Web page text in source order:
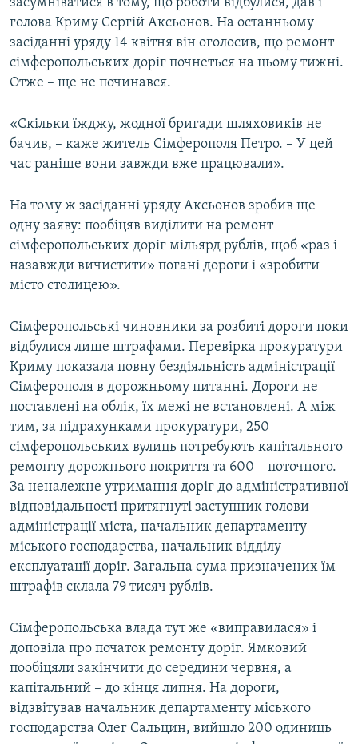
засумніватися в тому, що роботи відбулися, дав і
голова Криму Сергій Аксьонов. На останньому
засіданні уряду 14 квітня він оголосив, що ремонт
сімферопольських доріг почнеться на цьому тижні.
Отже – ще не починався.
«Скільки їжджу, жодної бригади шляховиків не
бачив, – каже житель Сімферополя Петро. – У цей
час раніше вони завжди вже працювали».
На тому ж засіданні уряду Аксьонов зробив ще
одну заяву: пообіцяв виділити на ремонт
сімферопольських доріг мільярд рублів, щоб «раз і
назавжди вичистити» погані дороги і «зробити
місто столицею».
Сімферопольські чиновники за розбиті дороги поки
відбулися лише штрафами. Перевірка прокуратури
Криму показала повну бездіяльність адміністрації
Сімферополя в дорожньому питанні. Дороги не
поставлені на облік, їх межі не встановлені. А між
тим, за підрахунками прокуратури, 250
сімферопольських вулиць потребують капітального
ремонту дорожнього покриття та 600 – поточного.
За неналежне утримання доріг до адміністративної
відповідальності притягнуті заступник голови
адміністрації міста, начальник департаменту
міського господарства, начальник відділу
експлуатації доріг. Загальна сума призначених їм
штрафів склала 79 тисяч рублів.
Сімферопольська влада тут же «виправилася» і
доповіла про початок ремонту доріг. Ямковий
пообіцяли закінчити до середини червня, а
капітальний – до кінця липня. На дороги,
відзвітував начальник департаменту міського
господарства Олег Сальцин, вийшло 200 одиниць